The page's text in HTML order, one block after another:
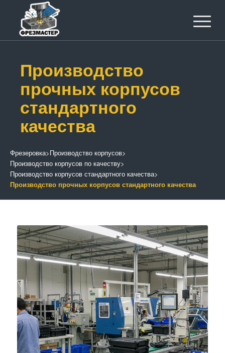
Производство
прочных корпусов
стандартного
качества
Фрезеровка>Производство корпусов>
Производство корпусов по качеству>
Производство корпусов стандартного качества>
Производство прочных корпусов стандартного качества